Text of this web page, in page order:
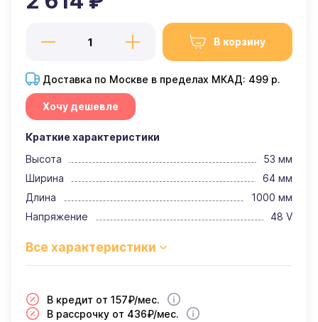
В корзину
Доставка по Москве в пределах МКАД: 499 р.
Хочу дешевле
Краткие характеристики
Высота
53 мм
Ширина
64 мм
Длина
1000 мм
Напряжение
48 V
В кредит от 157₽/мес.
В рассрочку от 436₽/мес.